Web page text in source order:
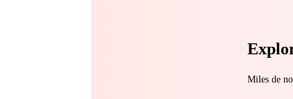
Miles de